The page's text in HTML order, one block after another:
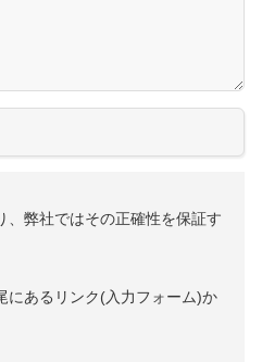
、弊社ではその正確性を保証す
にあるリンク(入力フォーム)か